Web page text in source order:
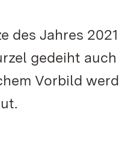
des Jahres
gedeiht
Vorbild